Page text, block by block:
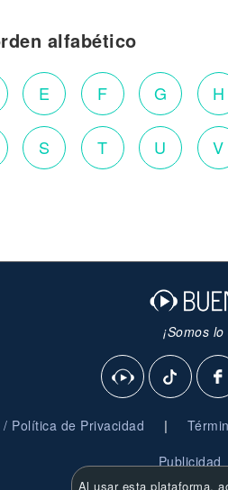
alfabético
E F G H
S T U V
¡Somos
/ Política de Privacidad |
Publicidad
Al usar esta plataforma,